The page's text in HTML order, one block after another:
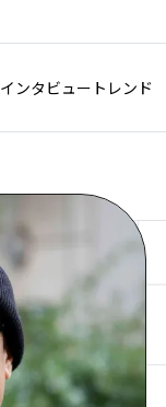
インタビュー トレンド